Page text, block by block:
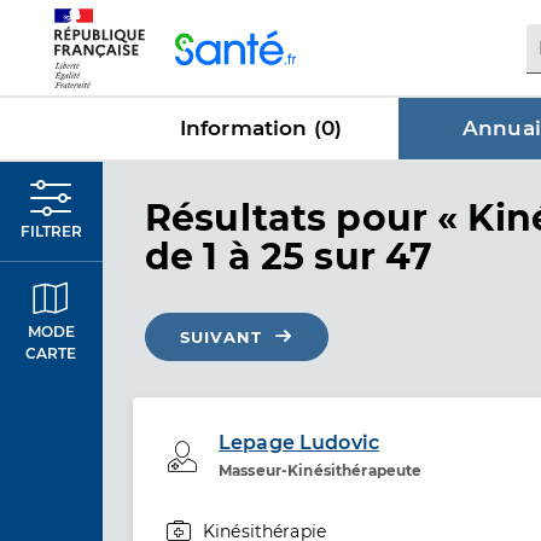
Information (0)
FILTRER
MODE
CARTE
Résultats dans
pour «
de 1 à 25 sur 47
SUIVANT
Lepage Ludovic
Masseur-Kinésithérapeute
Professionel de santé
Kinésithérapie
Panneau de gestion des cookies